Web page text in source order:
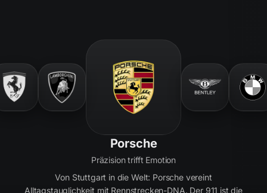
Bentley
Handwerkskunst seit 1919
Britische Eleganz in Perfektion. Bentley verbindet
ultimativen Luxus mit kraftvoller Performance – für Kenner,